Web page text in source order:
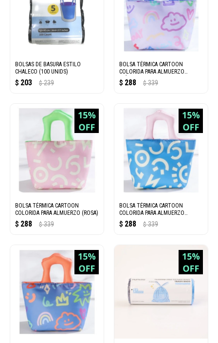
BOLSAS DE BASURA ESTILO
CHALECO (100 UNIDS)
$ 203 $ 239
BOLSA TÉRMICA CARTOON
COLORIDA PARA ALMUERZO
(PÚRPURA)
$ 288 $ 339
BOLSA TÉRMICA CARTOON
COLORIDA PARA ALMUERZO (ROSA)
$ 288 $ 339
BOLSA TÉRMICA CARTOON
COLORIDA PARA ALMUERZO
(CELESTE)
$ 288 $ 339